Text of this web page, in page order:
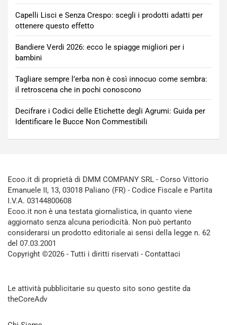
Capelli Lisci e Senza Crespo: scegli i prodotti adatti per
ottenere questo effetto
Bandiere Verdi 2026: ecco le spiagge migliori per i
bambini
Tagliare sempre l’erba non è così innocuo come sembra:
il retroscena che in pochi conoscono
Decifrare i Codici delle Etichette degli Agrumi: Guida per
Identificare le Bucce Non Commestibili
Ecoo.it di proprietà di DMM COMPANY SRL - Corso Vittorio
Emanuele II, 13, 03018 Paliano (FR) - Codice Fiscale e Partita
I.V.A. 03144800608
Ecoo.it non è una testata giornalistica, in quanto viene
aggiornato senza alcuna periodicità. Non può pertanto
considerarsi un prodotto editoriale ai sensi della legge n. 62
del 07.03.2001
Copyright ©2026 - Tutti i diritti riservati - Contattaci
Le attività pubblicitarie su questo sito sono gestite da
theCoreAdv